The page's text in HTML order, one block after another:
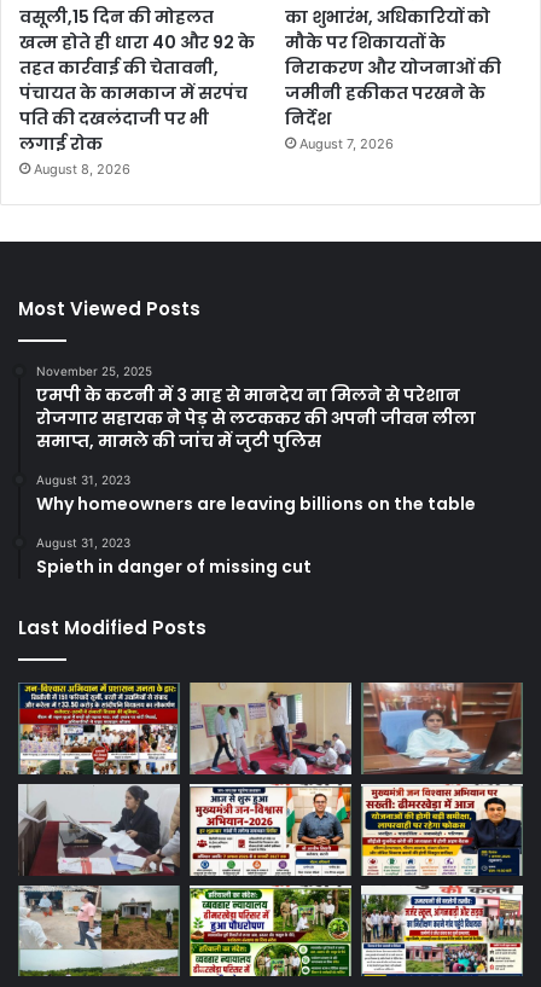
वसूली,15 दिन की मोहलत
खत्म होते ही धारा 40 और 92 के
तहत कार्रवाई की चेतावनी,
पंचायत के कामकाज में सरपंच
पति की दखलंदाजी पर भी
लगाई रोक
August 8, 2026
का शुभारंभ, अधिकारियों को
मौके पर शिकायतों के
निराकरण और योजनाओं की
जमीनी हकीकत परखने के
निर्देश
August 7, 2026
Most Viewed Posts
November 25, 2025
एमपी के कटनी में 3 माह से मानदेय ना मिलने से परेशान
रोजगार सहायक ने पेड़ से लटककर की अपनी जीवन लीला
समाप्त, मामले की जांच में जुटी पुलिस
August 31, 2023
Why homeowners are leaving billions on the table
August 31, 2023
Spieth in danger of missing cut
Last Modified Posts